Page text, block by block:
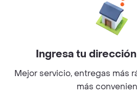
©2026Rappi Inc. All
Ingresa tu
Mejor servicio, entregas más
más